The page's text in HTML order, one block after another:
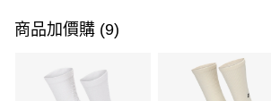
信用卡一次付款
3 期 0 利率 每期
商品加價購 (9)